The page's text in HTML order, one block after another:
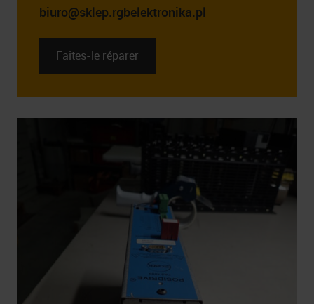
biuro@sklep.rgbelektronika.pl
Faites-le réparer